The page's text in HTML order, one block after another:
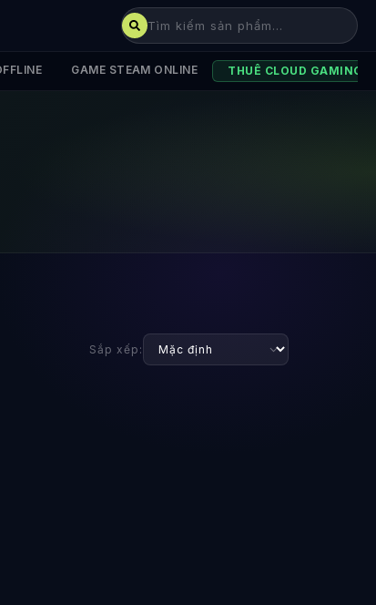
GAME STEAM ONLINE THUÊ CLOUD GAMING
Sắp xếp: